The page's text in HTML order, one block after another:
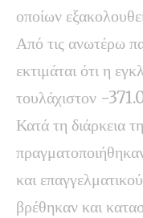
οποίων
Από τις ανωτέρω
εκτιμάται ότι η
τουλάχιστον -
Κατά τη διάρκεια
και
βρέθηκαν και